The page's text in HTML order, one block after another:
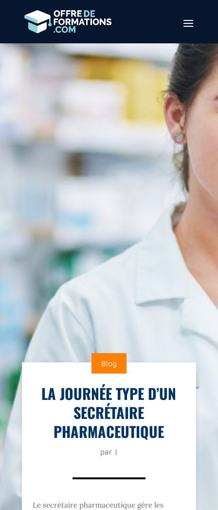
Blog
LA JOURNÉE TYPE D’UN
SECRÉTAIRE
PHARMACEUTIQUE
par |
Le secrétaire pharmaceutique gère les